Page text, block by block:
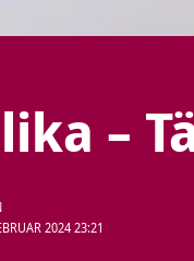
–
2024 23:21